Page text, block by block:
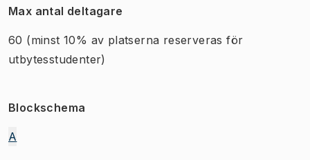
Max antal deltagare
60 (minst 10% av platserna reserveras för
utbytesstudenter)
Blockschema
A